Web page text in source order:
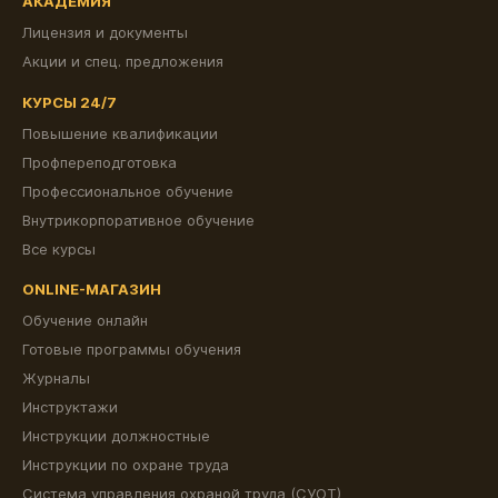
Лицензия и документы
Акции и спец. предложения
КУРСЫ 24/7
Повышение квалификации
Профпереподготовка
Профессиональное обучение
Внутрикорпоративное обучение
Все курсы
ONLINE-МАГАЗИН
Обучение онлайн
Готовые программы обучения
Журналы
Инструктажи
Инструкции должностные
Инструкции по охране труда
Система управления охраной труда (СУОТ)